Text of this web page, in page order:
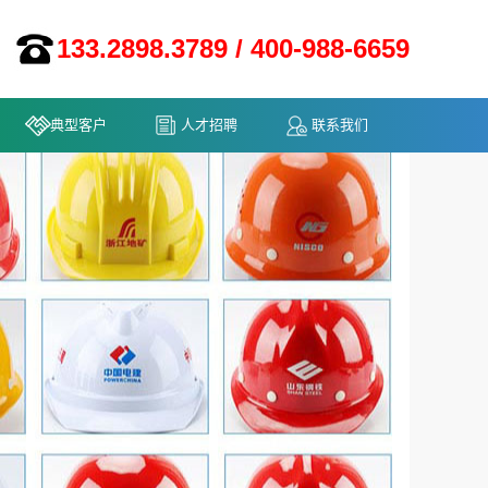
133.2898.3789 / 400-988-6659
典型客户 人才招聘 联系我们